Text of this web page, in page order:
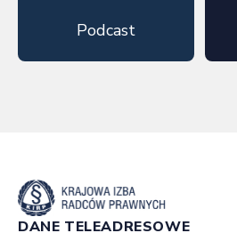
Podcast
DANE TELEADRESOWE